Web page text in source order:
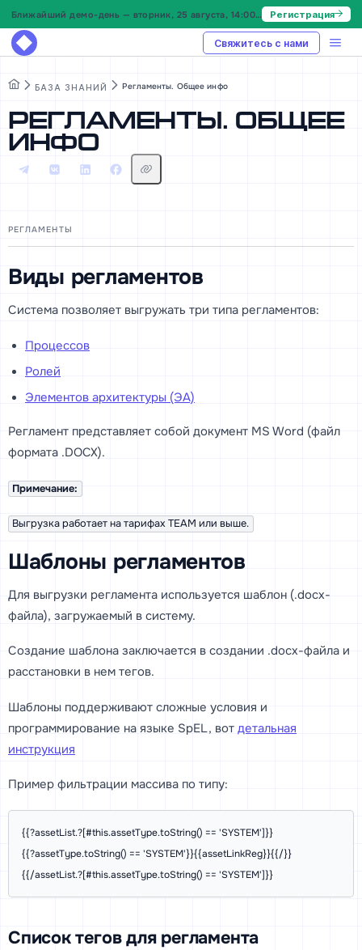
Ближайший демо-день — вторник, 25 августа, 14:00 МСК Регистрация
Свяжитесь с нами
БАЗА ЗНАНИЙ Регламенты. Общее инфо
Регламенты. Общее
инфо
РЕГЛАМЕНТЫ
Виды регламентов
Система позволяет выгружать три типа регламентов:
Процессов
Ролей
Элементов архитектуры (ЭА)
Регламент представляет собой документ MS Word (файл
формата .DOCX).
Примечание:
Выгрузка работает на тарифах TEAM или выше.
Шаблоны регламентов
Для выгрузки регламента используется шаблон (.docx-
файла), загружаемый в систему.
Создание шаблона заключается в создании .docx-файла и
расстановки в нем тегов.
Шаблоны поддерживают сложные условия и
программирование на языке SpEL, вот детальная
инструкция
Пример фильтрации массива по типу:
{{?assetList.?[#this.assetType.toString() == 'SYSTEM']}}
{{?assetType.toString() == 'SYSTEM'}}{{assetLinkReg}}{{/}}
Список тегов для регламента